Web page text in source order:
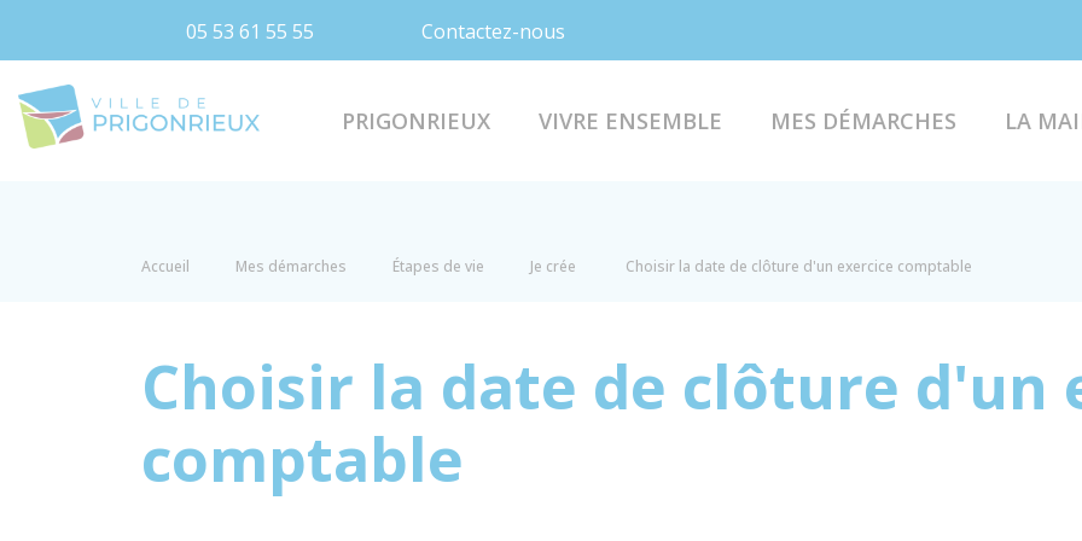
05 53 61 55 55 Contactez-nous
PRIGONRIEUX VIVRE ENSEMBLE MES DÉMARCHES LA
Accueil Mes démarches Étapes de vie Je crée Choisir la date de clôture d'un exercice comptable
Choisir la date de clôture d'un
comptable